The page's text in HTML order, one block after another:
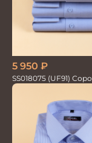
5 950 ₽
SS018075 (UF91)
дл.рук. GROSTYLE